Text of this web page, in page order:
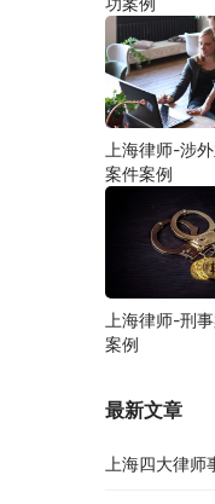
上海律师-涉
案件案例
上海律师-刑
案例
最新文章
上海四大律